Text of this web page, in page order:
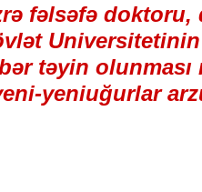
fəlsəfə doktoru,
təyin
yeniuğurlar